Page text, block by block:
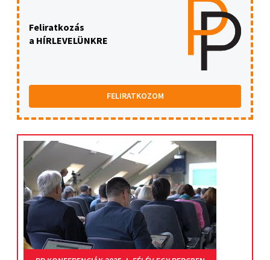
Feliratkozás
a HÍRLEVELÜNKRE
FELIRATKOZOM